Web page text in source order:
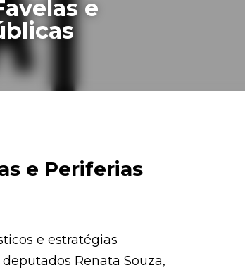
e
Periferias para
e estratégias voltadas à
Souza, Dani Balbi, Flávio